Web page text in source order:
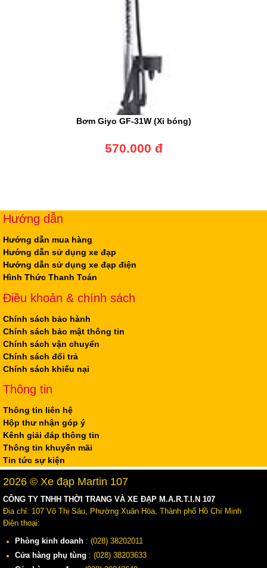
Bơm Giyo GF-31W (Xi bóng)
570.000 đ
Hướng dẫn
Hướng dẫn mua hàng
Hướng dẫn sử dụng xe đạp
Hướng dẫn sử dụng xe đạp điện
Hình Thức Thanh Toán
Điều khoản & chính sách
Chính sách bảo hành
Chính sách bảo mật thông tin
Chính sách vận chuyển
Chính sách đổi trả
Chính sách khiếu nại
Thông tin
Thông tin liên hệ
Hộp thư nhận góp ý
Kênh giải đáp thông tin
Thông tin khuyến mãi
Tin tức sự kiện
2026 © Xe đạp Martin 107
CÔNG TY TNHH THỜI TRANG VÀ XE ĐẠP M.A.R.T.I.N 107
Địa chỉ: 107 Võ Thị Sáu, Phường Xuân Hòa, Thành phố Hồ Chí Minh
Điện thoại:
Phòng kinh doanh : (028) 38202011
Cửa hàng phụ tùng : (028) 38203633